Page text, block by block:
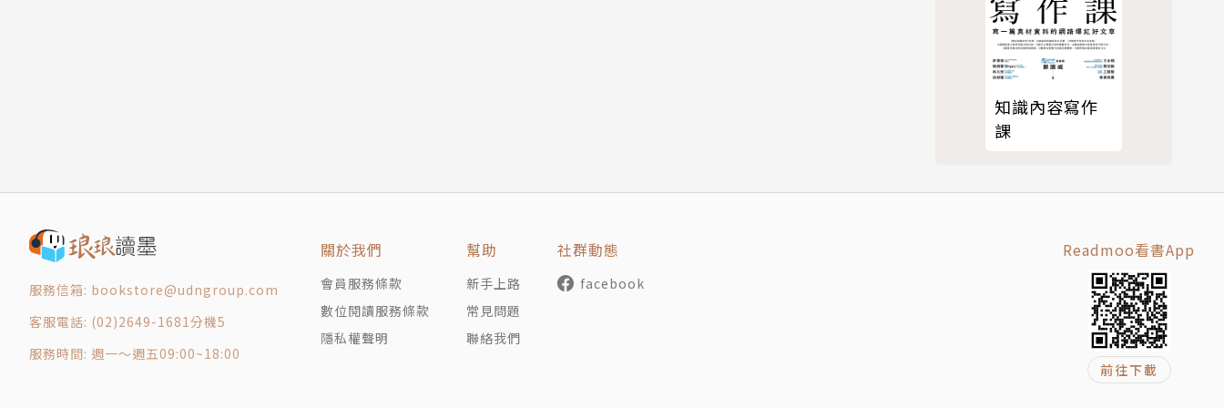
第五冊 非線性與非線性
19 點金石與反點金石
第六冊 否定法
20 時間與脆弱性
21 醫療、凸性和不透明
第七冊 脆弱性與反脆弱性的倫理
知識內容寫作
課
服務信箱: bookstore@udngroup.com
客服電話: (02)2649-1681分機5
服務時間: 週一～週五09:00~18:00
關於我們
會員服務條款
數位閱讀服務條款
隱私權聲明
幫助
新手上路
常見問題
聯絡我們
社群動態
facebook
Readmoo看書App
前往下載